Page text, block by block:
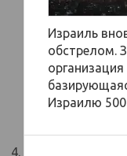
Израиль
обстрелом.
Израилю 500